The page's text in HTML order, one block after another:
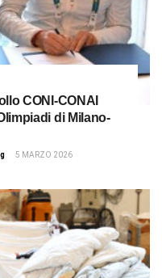
CONI-CONAI
di Milano-
5 MARZO 2026